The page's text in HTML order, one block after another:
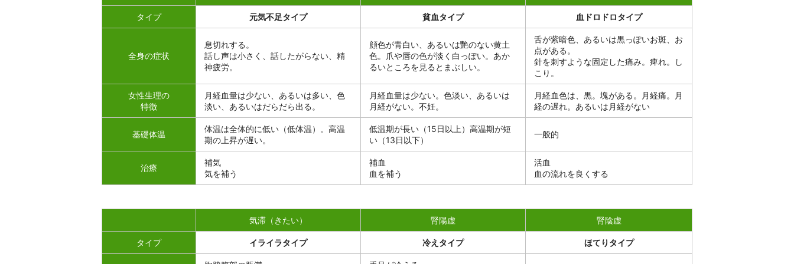
タイプ 元気不足タイプ 貧血タイプ 血ドロドロタイプ
全身の症状
息切れする。
話し声は小さく、話したがらない、精
神疲労。
顔色が青白い、あるいは艷のない黄土
色。爪や唇の色が淡く白っぽい。あか
るいところを見るとまぶしい。
舌が紫暗色、あるいは黒っぽいお斑、お
点がある。
針を刺すような固定した痛み。痺れ。し
こり。
女性生理の
特徴
月経血量は少ない、あるいは多い、色
淡い、あるいはだらだら出る。
月経血量は少ない。色淡い、あるいは
月経がない。不妊。
月経血色は、黒。塊がある。月経痛。月
経の遅れ。あるいは月経がない
基礎体温
体温は全体的に低い（低体温）。高温
期の上昇が遅い。
低温期が長い（15日以上）高温期が短
い（13日以下）
一般的
治療
補気
気を補う
補血
血を補う
活血
血の流れを良くする
気滞（きたい） 腎陽虚 腎陰虚
タイプ イライラタイプ 冷えタイプ ほてりタイプ